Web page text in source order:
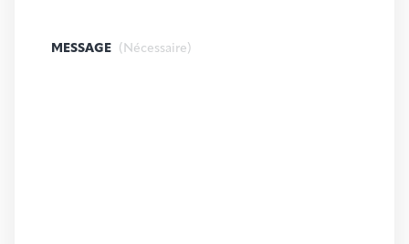
MESSAGE (Nécessaire)